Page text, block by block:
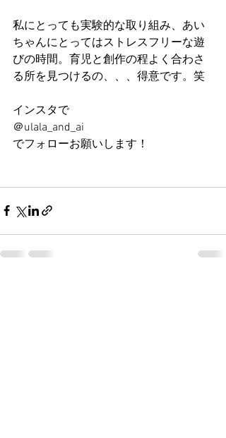
私にとっても実験的な取り組み、あい
ちゃんにとってはストレスフリーな遊
びの時間。育児と創作の程よく合わさ
る所を見つけるの、、、得意です。笑
インスタで
＠ulala_and_ai
でフォローお願いします！